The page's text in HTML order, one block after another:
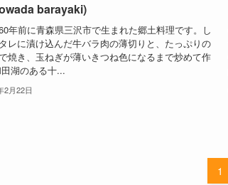
barayaki)
年前に青森県三沢市で生まれた郷土料理です。し
レに漬け込んだ牛バラ肉の薄切りと、たっぷりの
焼き、玉ねぎが薄いきつね色になるまで炒めて作
湖のある十...
2月22日
1